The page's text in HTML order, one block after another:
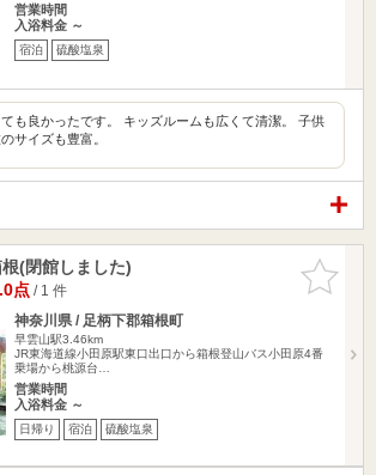
営業時間
入浴料金 ～
宿泊 硫酸塩泉
も良かったです。 キッズルームも広くて清潔。 子供
サイズも豊富。
お気に入
りに追加
(閉館しました)
点/ 1 件
神奈川県 / 足柄下郡箱根町
早雲山駅3.46km
JR東海道線小田原駅東口出口から箱根登山バス小田原4番
乗場から桃源台…
営業時間
入浴料金 ～
日帰り 宿泊 硫酸塩泉